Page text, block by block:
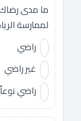
ما مدى رضاك
لممارسة
راضي
غير راضي
راضي